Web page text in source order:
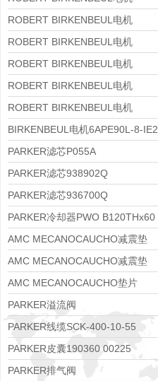
8APE160M-6 IE3
ROBERT BIRKENBEUL电机
8APE160L-4-IE3
ROBERT BIRKENBEUL电机
8APE112M-6K-IE3
ROBERT BIRKENBEUL电机
8APE100L-2 IE3
ROBERT BIRKENBEUL电机
8APE90S-4 IE3
ROBERT BIRKENBEUL电机
8APE80M-2K-IE3
BIRKENBEUL电机6APE90L-8-IE2
PARKER滤芯P055A
PARKER滤芯938902Q
PARKER滤芯936700Q
PARKER冷却器PWO B120THx60
AMC MECANOCAUCHO减震垫
138552
AMC MECANOCAUCHO减震垫
138551
AMC MECANOCAUCHO垫片
608074
PARKER溢流阀
RE06M35W2N1KWXG087
PARKER线缆SCK-400-10-55
PARKER皮囊190360 00225
PARKER排气阀